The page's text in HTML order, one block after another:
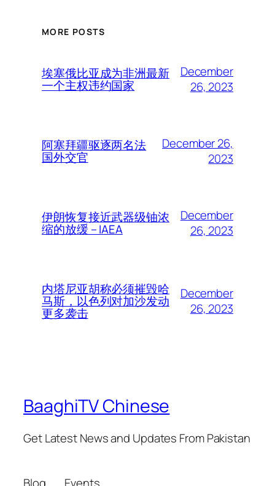
MORE POSTS
埃塞俄比亚成为非洲最新
一个主权违约国家
December
26, 2023
阿塞拜疆驱逐两名法
国外交官
December 26,
2023
伊朗恢复接近武器级铀浓
缩的放缓 – IAEA
December
26, 2023
内塔尼亚胡称必须摧毁哈
马斯，以色列对加沙发动
更多袭击
December
26, 2023
BaaghiTV Chinese
Get Latest News and Updates From Pakistan